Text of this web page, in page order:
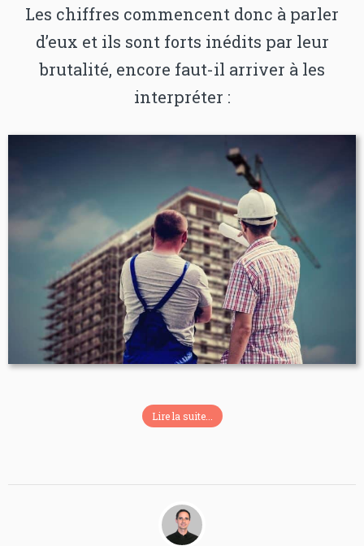
Les chiffres commencent donc à parler
d’eux et ils sont forts inédits par leur
brutalité, encore faut-il arriver à les
interpréter :
Lire la suite...